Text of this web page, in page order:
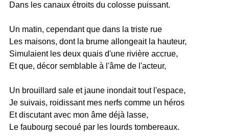
Dans les canaux étroits du colosse puissant.
Un matin, cependant que dans la triste rue
Les maisons, dont la brume allongeait la hauteur,
Simulaient les deux quais d'une rivière accrue,
Et que, décor semblable à l'âme de l'acteur,
Un brouillard sale et jaune inondait tout l'espace,
Je suivais, roidissant mes nerfs comme un héros
Et discutant avec mon âme déjà lasse,
Le faubourg secoué par les lourds tombereaux.